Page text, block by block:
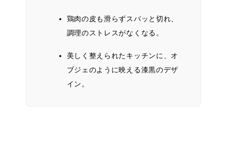
鶏肉の皮も滑らずスパッと切れ、
調理のストレスがなくなる。
美しく整えられたキッチンに、オ
ブジェのように映える漆黒のデザ
イン。